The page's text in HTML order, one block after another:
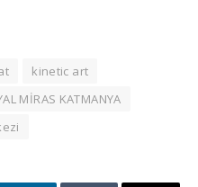
kinetic art
MİRAS KATMANYA